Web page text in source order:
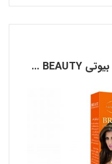
کرم حجم دهنده سینه آیچون بیوتی AICHUN BEAUTY